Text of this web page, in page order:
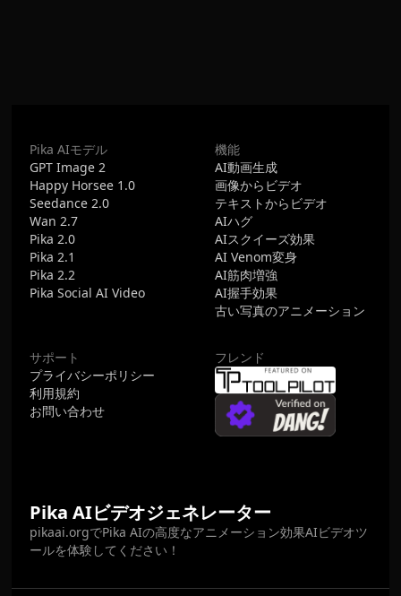
Pika AIモデル
GPT Image 2
Happy Horsee 1.0
Seedance 2.0
Wan 2.7
Pika 2.0
Pika 2.1
Pika 2.2
Pika Social AI Video
機能
AI動画生成
画像からビデオ
テキストからビデオ
AIハグ
AIスクイーズ効果
AI Venom変身
AI筋肉増強
AI握手効果
古い写真のアニメーション
サポート
プライバシーポリシー
利用規約
お問い合わせ
フレンド
Pika AIビデオジェネレーター
pikaai.orgでPika AIの高度なアニメーション効果AIビデオツ
ールを体験してください！